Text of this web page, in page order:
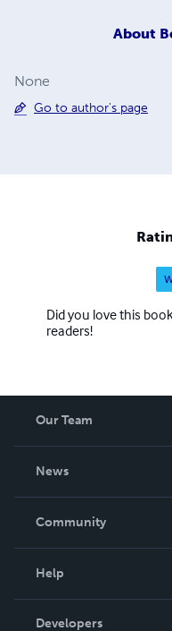
About
None
Go to author's page
Did you love this
readers!
Our Team
News
In The News
Community
Podcast
Help
Order Lookup
Developers